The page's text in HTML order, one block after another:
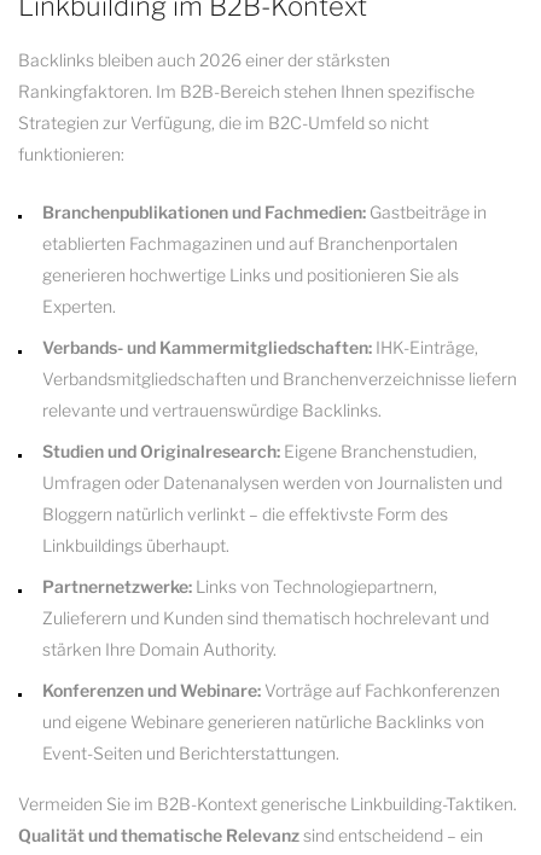
Linkbuilding im B2B-Kontext
Backlinks bleiben auch 2026 einer der stärksten
Rankingfaktoren. Im B2B-Bereich stehen Ihnen spezifische
Strategien zur Verfügung, die im B2C-Umfeld so nicht
funktionieren:
Branchenpublikationen und Fachmedien: Gastbeiträge in
etablierten Fachmagazinen und auf Branchenportalen
generieren hochwertige Links und positionieren Sie als
Experten.
Verbands- und Kammermitgliedschaften: IHK-Einträge,
Verbandsmitgliedschaften und Branchenverzeichnisse liefern
relevante und vertrauenswürdige Backlinks.
Studien und Originalresearch: Eigene Branchenstudien,
Umfragen oder Datenanalysen werden von Journalisten und
Bloggern natürlich verlinkt – die effektivste Form des
Linkbuildings überhaupt.
Partnernetzwerke: Links von Technologiepartnern,
Zulieferern und Kunden sind thematisch hochrelevant und
stärken Ihre Domain Authority.
Konferenzen und Webinare: Vorträge auf Fachkonferenzen
und eigene Webinare generieren natürliche Backlinks von
Event-Seiten und Berichterstattungen.
Vermeiden Sie im B2B-Kontext generische Linkbuilding-Taktiken.
Qualität und thematische Relevanzsind entscheidend – ein